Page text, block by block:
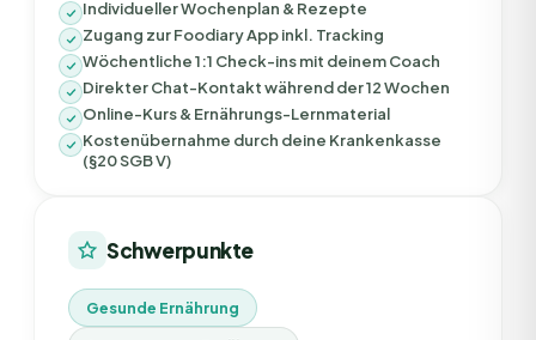
Individueller Wochenplan & Rezepte
Zugang zur Foodiary App inkl. Tracking
Wöchentliche 1:1 Check-ins mit deinem Coach
Direkter Chat-Kontakt während der 12 Wochen
Online-Kurs & Ernährungs-Lernmaterial
Kostenübernahme durch deine Krankenkasse
(§20 SGB V)
Schwerpunkte
Gesunde Ernährung